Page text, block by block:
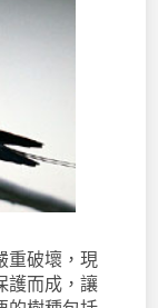
重破壞，現
護而成，讓